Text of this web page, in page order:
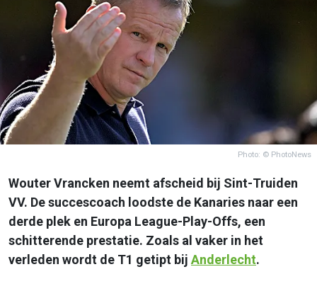
Photo: © PhotoNews
Wouter Vrancken neemt afscheid bij Sint-Truiden
VV. De succescoach loodste de Kanaries naar een
derde plek en Europa League-Play-Offs, een
schitterende prestatie. Zoals al vaker in het
verleden wordt de T1 getipt bij Anderlecht.